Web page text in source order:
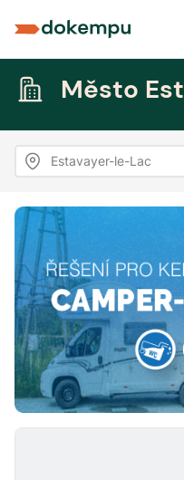
Město
Estavayer-le-Lac